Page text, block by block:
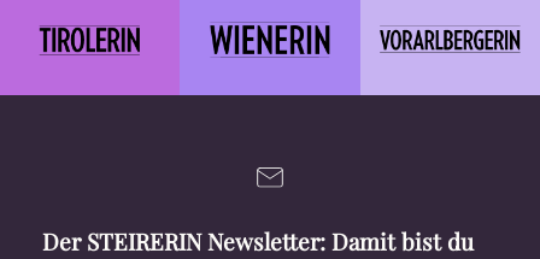
Der STEIRERIN Newsletter: Damit bist du